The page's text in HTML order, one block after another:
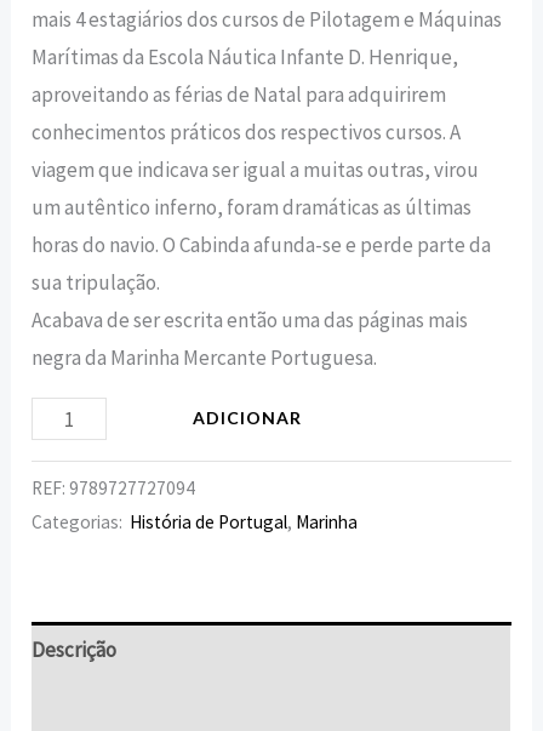
mais 4 estagiários dos cursos de Pilotagem e Máquinas
Marítimas da Escola Náutica Infante D. Henrique,
aproveitando as férias de Natal para adquirirem
conhecimentos práticos dos respectivos cursos. A
viagem que indicava ser igual a muitas outras, virou
um autêntico inferno, foram dramáticas as últimas
horas do navio. O Cabinda afunda-se e perde parte da
sua tripulação.
Acabava de ser escrita então uma das páginas mais
negra da Marinha Mercante Portuguesa.
ADICIONAR
REF:9789727727094
Categorias: História de Portugal, Marinha
Descrição